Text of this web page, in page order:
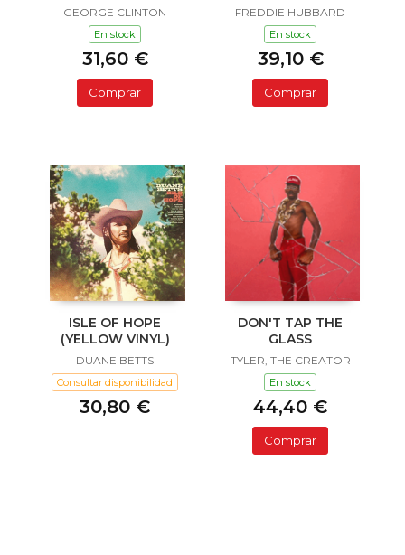
GEORGE CLINTON
En stock
31,60 €
Comprar
FREDDIE HUBBARD
En stock
39,10 €
Comprar
ISLE OF HOPE
(YELLOW VINYL)
DUANE BETTS
Consultar disponibilidad
30,80 €
DON'T TAP THE
GLASS
TYLER, THE CREATOR
En stock
44,40 €
Comprar